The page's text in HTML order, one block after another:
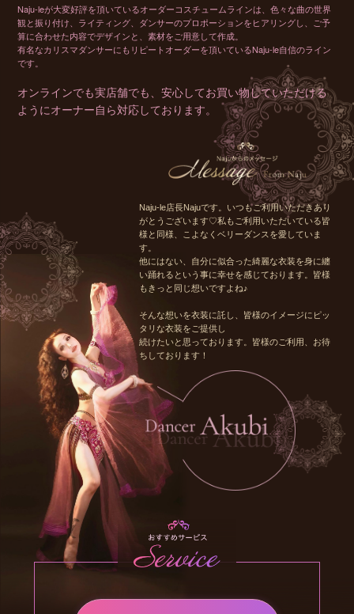
Naju-leが大変好評を頂いているオーダーコスチュームラインは、色々な曲の世界
観と振り付け、ライティング、ダンサーのプロポーションをヒアリングし、ご予
算に合わせた内容でデザインと、素材をご用意して作成。
有名なカリスマダンサーにもリピートオーダーを頂いているNaju-le自信のライン
です。
オンラインでも実店舗でも、安心してお買い物していただける
ようにオーナー自ら対応しております。
Naju-le店長Najuです。いつもご利用いただきあり
がとうございます♡私もご利用いただいている皆
様と同様、こよなくベリーダンスを愛していま
す。
他にはない、自分に似合った綺麗な衣装を身に纏
い踊れるという事に幸せを感じております。皆様
もきっと同じ想いですよね♪
そんな想いを衣装に託し、皆様のイメージにピッ
タリな衣装をご提供し
続けたいと思っております。皆様のご利用、お待
ちしております！